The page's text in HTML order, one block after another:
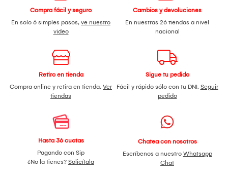
Compra fácil y seguro
En solo 6 simples pasos, ve nuestro
video
Cambios y devoluciones
En nuestras 26 tiendas a nivel
nacional
Retiro en tienda
Compra online y retira en tienda. Ver
tiendas
Sigue tu pedido
Fácil y rápido sólo con tu DNI. Seguir
pedido
Hasta 36 cuotas
Pagando con Sip
¿No la tienes? Solicítala
Chatea con nosotros
Escríbenos a nuestro Whatsapp
Chat